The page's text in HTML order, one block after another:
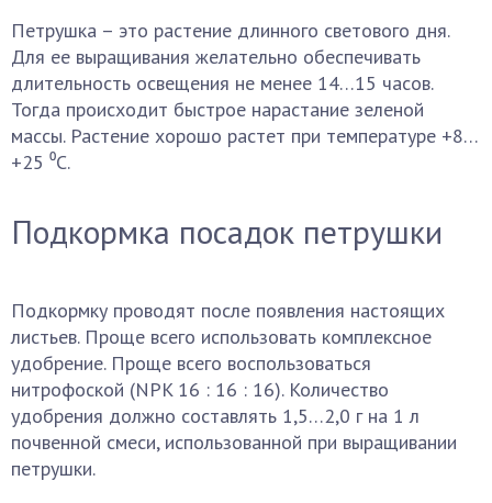
Петрушка – это растение длинного светового дня.
Для ее выращивания желательно обеспечивать
длительность освещения не менее 14…15 часов.
Тогда происходит быстрое нарастание зеленой
массы. Растение хорошо растет при температуре +8…
+25 ⁰С.
Подкормка посадок петрушки
Подкормку проводят после появления настоящих
листьев. Проще всего использовать комплексное
удобрение. Проще всего воспользоваться
нитрофоской (NPK 16 : 16 : 16). Количество
удобрения должно составлять 1,5…2,0 г на 1 л
почвенной смеси, использованной при выращивании
петрушки.